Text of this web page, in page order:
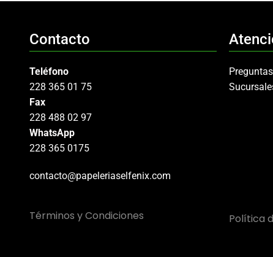
Contacto
Teléfono
228 365 01 75
Fax
228 488 02 97
WhatsApp
228 365 0175
contacto@papeleriaselfenix.com
Términos y Condiciones Política